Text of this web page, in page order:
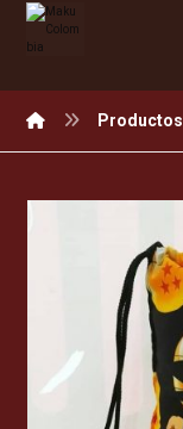
Productos